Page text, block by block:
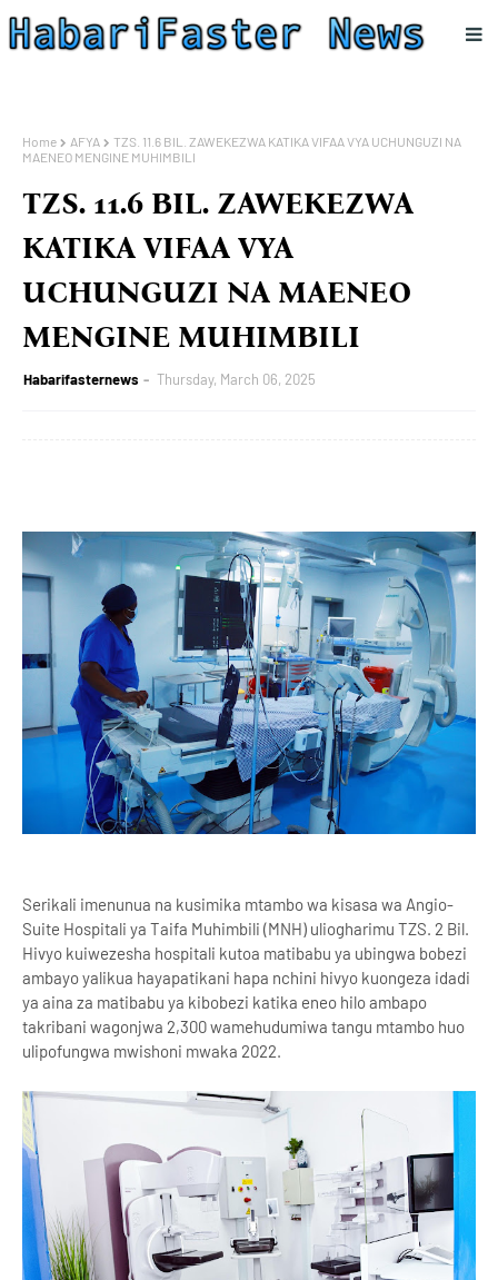
Home AFYA
TZS. 11.6 BIL. ZAWEKEZWA KATIKA VIFAA VYA UCHUNGUZI NA
MAENEO MENGINE MUHIMBILI
TZS. 11.6 BIL. ZAWEKEZWA
KATIKA VIFAA VYA
UCHUNGUZI NA MAENEO
MENGINE MUHIMBILI
Habarifasternews Thursday, March 06, 2025
Serikali imenunua na kusimika mtambo wa kisasa wa Angio-
Suite Hospitali ya Taifa Muhimbili (MNH) uliogharimu TZS. 2 Bil.
Hivyo kuiwezesha hospitali kutoa matibabu ya ubingwa bobezi
ambayo yalikua hayapatikani hapa nchini hivyo kuongeza idadi
ya aina za matibabu ya kibobezi katika eneo hilo ambapo
takribani wagonjwa 2,300 wamehudumiwa tangu mtambo huo
ulipofungwa mwishoni mwaka 2022.